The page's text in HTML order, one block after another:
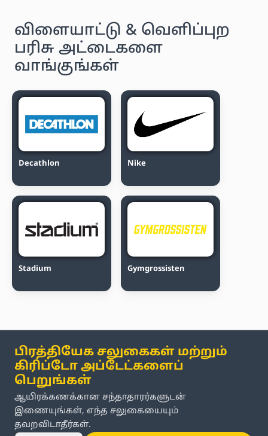
விளையாட்டு & வெளிப்புற
பரிசு அட்டைகளை
வாங்குங்கள்
Decathlon Nike
Stadium Gymgrossisten
பிரத்தியேக சலுகைகள் மற்றும்
கிரிப்டோ அப்டேட்களைப்
பெறுங்கள்
ஆயிரக்கணக்கான சந்தாதாரர்களுடன்
இணையுங்கள், எந்த சலுகையையும்
தவறவிடாதீர்கள்.